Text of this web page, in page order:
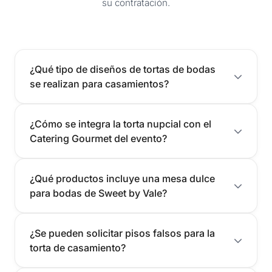
Completá el formulario de contacto o escribinos directamente
su contratación.
¿Qué tipo de diseños de tortas de bodas
se realizan para casamientos?
¿Cómo se integra la torta nupcial con el
Catering Gourmet del evento?
¿Qué productos incluye una mesa dulce
para bodas de Sweet by Vale?
¿Se pueden solicitar pisos falsos para la
torta de casamiento?